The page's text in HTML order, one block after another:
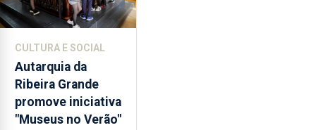
e
núcleos
integrados
na
Rede
Municipal
de
CULTURA E SOCIAL
Autarquia da
Ribeira Grande
promove iniciativa
"Museus no Verão"